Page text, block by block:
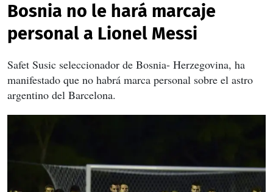
Bosnia no le hará marcaje
personal a Lionel Messi
Safet Susic seleccionador de Bosnia- Herzegovina, ha
manifestado que no habrá marca personal sobre el astro
argentino del Barcelona.